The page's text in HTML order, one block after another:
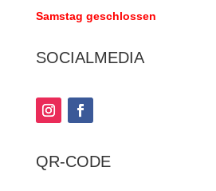
Samstag geschlossen
SOCIALMEDIA
QR-CODE